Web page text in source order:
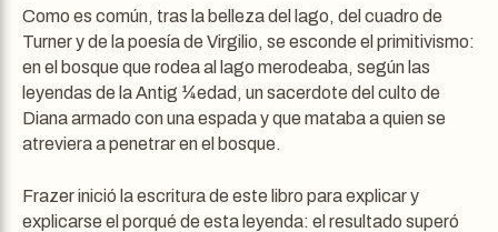
Como es común, tras la belleza del lago, del cuadro de
Turner y de la poesía de Virgilio, se esconde el primitivismo:
en el bosque que rodea al lago merodeaba, según las
leyendas de la Antig ¼edad, un sacerdote del culto de
Diana armado con una espada y que mataba a quien se
atreviera a penetrar en el bosque.
Frazer inició la escritura de este libro para explicar y
explicarse el porqué de esta leyenda: el resultado superó